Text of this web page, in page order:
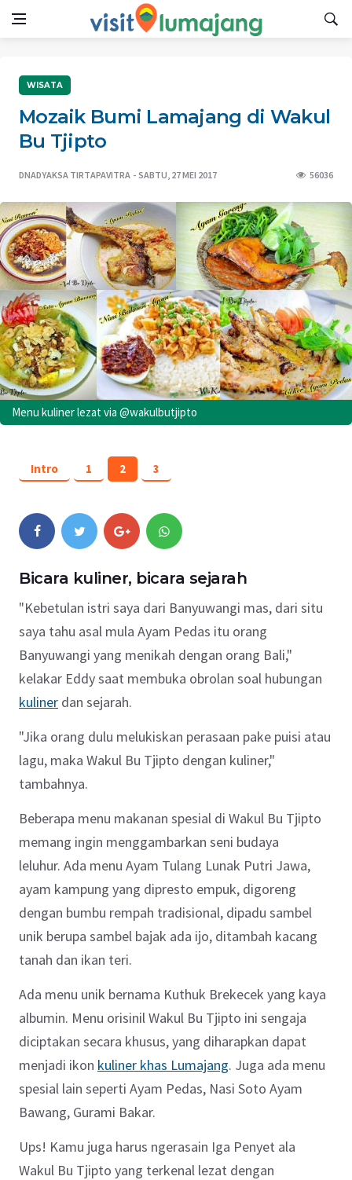
WISATA
Mozaik Bumi Lamajang di Wakul
Bu Tjipto
DNADYAKSA TIRTAPAVITRA SABTU, 27 MEI 2017 56036
Menu kuliner lezat via @wakulbutjipto
Intro 1 2 3
Bicara kuliner, bicara sejarah
"Kebetulan istri saya dari Banyuwangi mas, dari situ
saya tahu asal mula Ayam Pedas itu orang
Banyuwangi yang menikah dengan orang Bali,"
kelakar Eddy saat membuka obrolan soal hubungan
kuliner dan sejarah.
"Jika orang dulu melukiskan perasaan pake puisi atau
lagu, maka Wakul Bu Tjipto dengan kuliner,"
tambahnya.
Beberapa menu makanan spesial di Wakul Bu Tjipto
memang ingin menggambarkan seni budaya
leluhur. Ada menu Ayam Tulang Lunak Putri Jawa,
ayam kampung yang dipresto empuk, digoreng
dengan bumbu rempah tradisional, dipadu sambel
unik berupa sambel bajak ada ijo, ditambah kacang
tanah dan ikan teri.
Ada menu unik bernama Kuthuk Brekecek yang kaya
albumin. Menu orisinil Wakul Bu Tjipto ini sengaja
diciptakan secara khusus, yang diharapkan dapat
menjadi ikon kuliner khas Lumajang. Juga ada menu
spesial lain seperti Ayam Pedas, Nasi Soto Ayam
Bawang, Gurami Bakar.
Ups! Kamu juga harus ngerasain Iga Penyet ala
Wakul Bu Tjipto yang terkenal lezat dengan